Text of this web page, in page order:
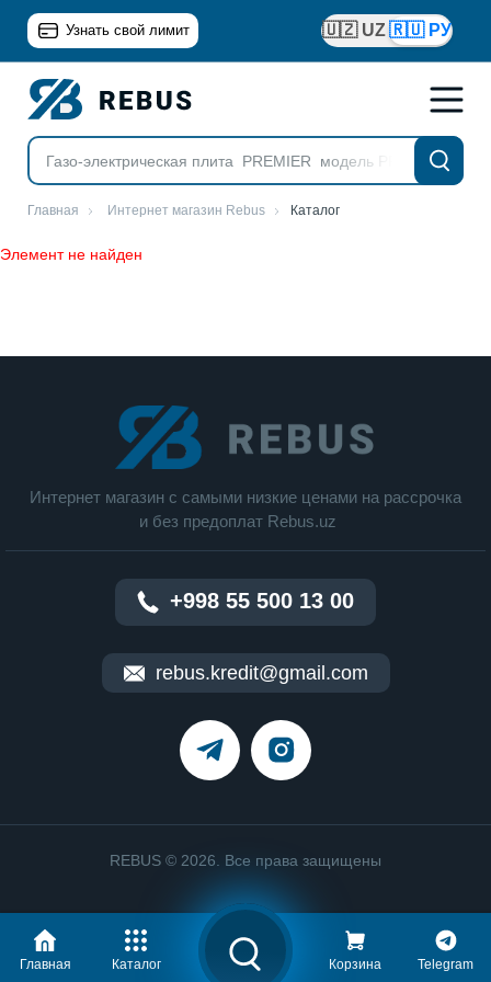
Узнать свой лимит 🇺🇿 UZ🇷🇺 РУ
Главная Интернет магазин Rebus Каталог
Элемент не найден
Интернет магазин c cамыми низкие ценами на рассрочка
и без предоплат Rebus.uz
+998 55 500 13 00
rebus.kredit@gmail.com
REBUS © 2026. Все права защищены
Главная Каталог Корзина Telegram